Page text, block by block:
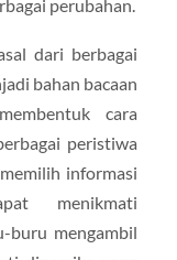
perubahan.
dari berbagai
bahan bacaan
cara
peristiwa
informasi
menikmati
buru mengambil